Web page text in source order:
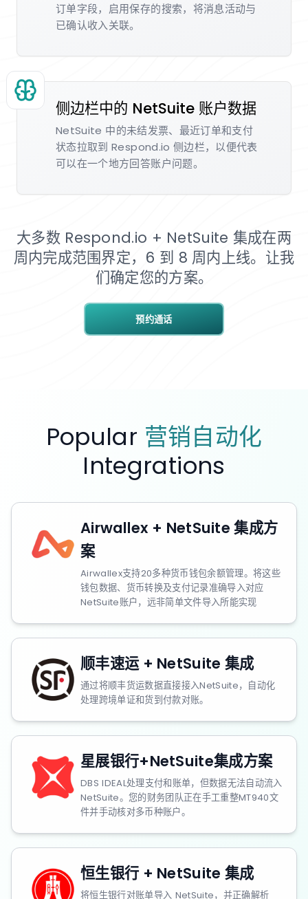
订单字段，启用保存的搜索，将消息活动与
已确认收入关联。
侧边栏中的 NetSuite 账户数据
NetSuite 中的未结发票、最近订单和支付
状态拉取到 Respond.io 侧边栏，以便代表
可以在一个地方回答账户问题。
预约通话
大多数 Respond.io + NetSuite 集成在两
周内完成范围界定，6 到 8 周内上线。让我
们确定您的方案。
Popular 营销自动化
Integrations
Airwallex + NetSuite 集成方
案
Airwallex支持20多种货币钱包余额管理。将这些
钱包数据、货币转换及支付记录准确导入对应
NetSuite账户，远非简单文件导入所能实现
顺丰速运 + NetSuite 集成
通过将顺丰货运数据直接接入NetSuite，自动化
处理跨境单证和货到付款对账。
星展银行+NetSuite集成方案
DBS IDEAL处理支付和账单，但数据无法自动流入
NetSuite。您的财务团队正在手工重整MT940文
件并手动核对多币种账户。
恒生银行 + NetSuite 集成
将恒生银行对账单导入 NetSuite，并正确解析